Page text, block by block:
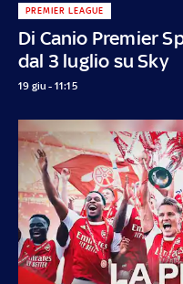
Di Canio Premier
dal 3 luglio su Sky
PREMIER LEAGUE
19 giu - 11:15